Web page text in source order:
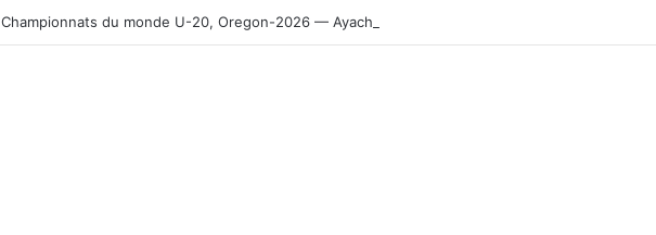
Championnats du monde U-20, Oregon-2026 — Ayachi, Dissa, Touahria et Ghezali en finale